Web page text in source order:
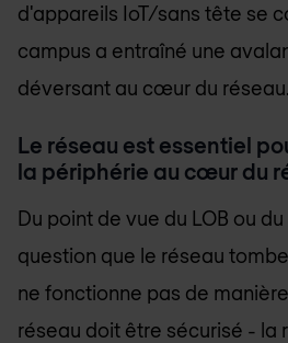
d'appareils IoT/sans tête se
campus a entraîné une
déversant au cœur du réseau.
Le réseau est essentiel
la périphérie au cœur du
Du point de vue du LOB ou du
question que le réseau
ne fonctionne pas de
réseau doit être sécurisé - la